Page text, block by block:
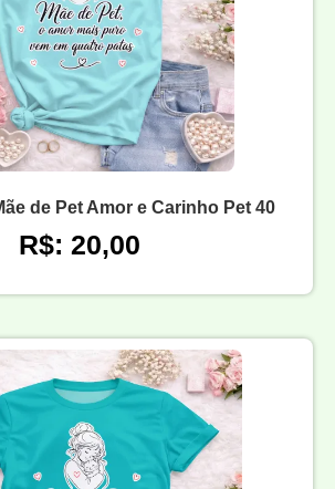
de Pet Amor e Carinho Pet 40
R$: 20,00